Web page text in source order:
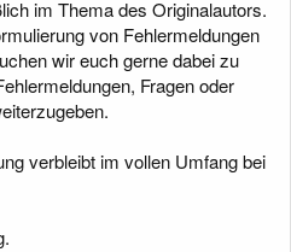
im Thema des Originalautors.
von Fehlermeldungen
wir euch gerne dabei zu
Fragen oder
verbleibt im vollen Umfang bei